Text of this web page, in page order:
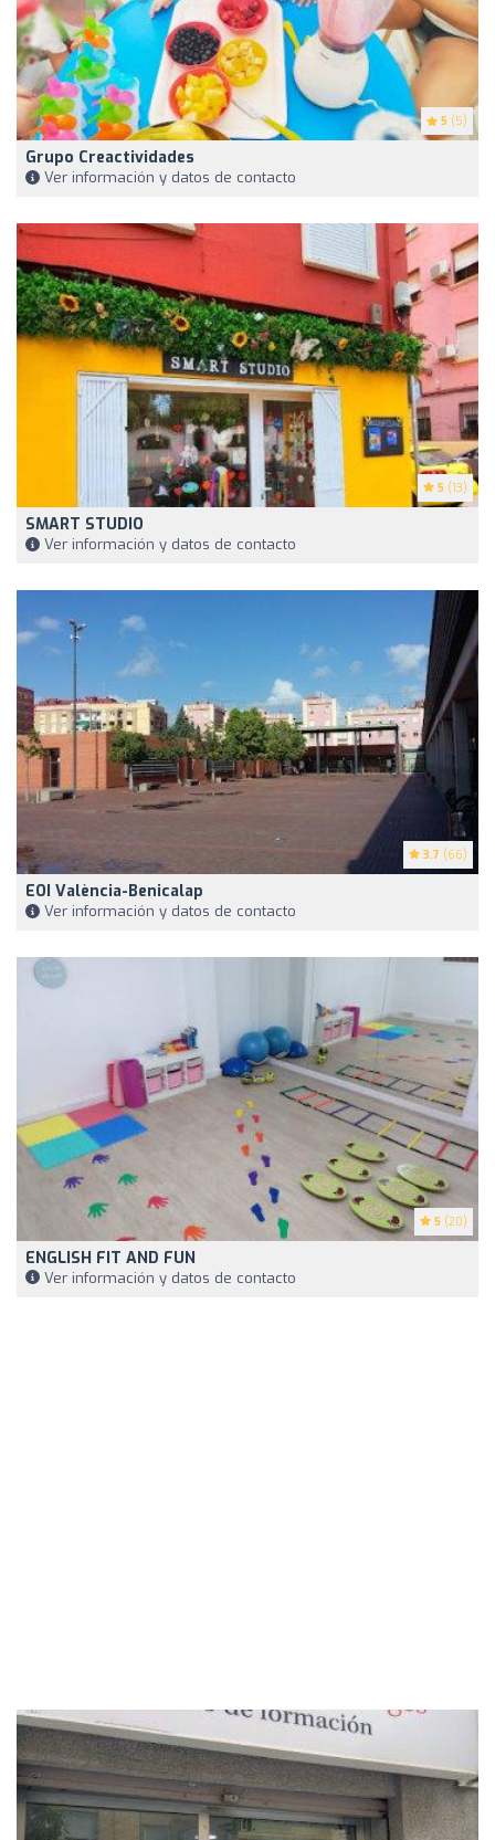
5 (5)
Grupo Creactividades
Ver información y datos de contacto
5 (13)
SMART STUDIO
Ver información y datos de contacto
3.7 (66)
EOI València-Benicalap
Ver información y datos de contacto
5 (20)
ENGLISH FIT AND FUN
Ver información y datos de contacto